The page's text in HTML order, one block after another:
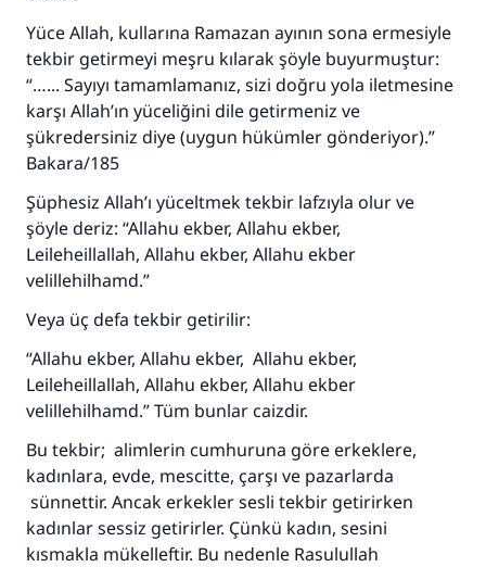
Yüce Allah, kullarına Ramazan ayının sona ermesiyle
tekbir getirmeyi meşru kılarak şöyle buyurmuştur:
“…... Sayıyı tamamlamanız, sizi doğru yola iletmesine
karşı Allah’ın yüceliğini dile getirmeniz ve
şükredersiniz diye (uygun hükümler gönderiyor).”
Bakara/185
Şüphesiz Allah’ı yüceltmek tekbir lafzıyla olur ve
şöyle deriz: “Allahu ekber, Allahu ekber,
Leileheillallah, Allahu ekber, Allahu ekber
velillehilhamd.”
Veya üç defa tekbir getirilir:
“Allahu ekber, Allahu ekber, Allahu ekber,
Leileheillallah, Allahu ekber, Allahu ekber
velillehilhamd.” Tüm bunlar caizdir.
Bu tekbir; alimlerin cumhuruna göre erkeklere,
kadınlara, evde, mescitte, çarşı ve pazarlarda
sünnettir. Ancak erkekler sesli tekbir getirirken
kadınlar sessiz getirirler. Çünkü kadın, sesini
kısmakla mükelleftir. Bu nedenle Rasulullah